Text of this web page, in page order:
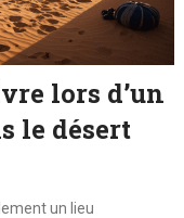
lors d’un
le désert
un lieu